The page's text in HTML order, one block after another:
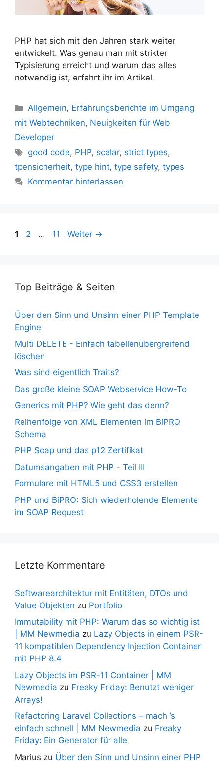
PHP hat sich mit den Jahren stark weiter
entwickelt. Was genau man mit strikter
Typisierung erreicht und warum das alles
notwendig ist, erfahrt ihr im Artikel.
Kategorien
Allgemein, Erfahrungsberichte im Umgang
mit Webtechniken, Neuigkeiten für Web
Developer
Schlagwörter
good code, PHP, scalar, strict types,
tpensicherheit, type hint, type safety, types
Kommentar hinterlassen
Seite
1 Seite
2 … Seite
11 Weiter →
Top Beiträge & Seiten
Über den Sinn und Unsinn einer PHP Template
Engine
Multi DELETE - Einfach tabellenübergreifend
löschen
Was sind eigentlich Traits?
Das große kleine SOAP Webservice How-To
Generics mit PHP? Wie geht das denn?
Reihenfolge von XML Elementen im BiPRO
Schema
PHP Soap und das p12 Zertifikat
Datumsangaben mit PHP - Teil III
Formulare mit HTML5 und CSS3 erstellen
PHP und BiPRO: Sich wiederholende Elemente
im SOAP Request
Letzte Kommentare
Softwarearchitektur mit Entitäten, DTOs und
Value Objekten zu Portfolio
Immutability mit PHP: Warum das so wichtig ist
| MM Newmedia zu Lazy Objects in einem PSR-
11 kompatiblen Dependency Injection Container
mit PHP 8.4
Lazy Objects im PSR-11 Container | MM
Newmedia zu Freaky Friday: Benutzt weniger
Arrays!
Refactoring Laravel Collections – mach ’s
einfach schnell | MM Newmedia zu Freaky
Friday: Ein Generator für alle
Marius zu Über den Sinn und Unsinn einer PHP